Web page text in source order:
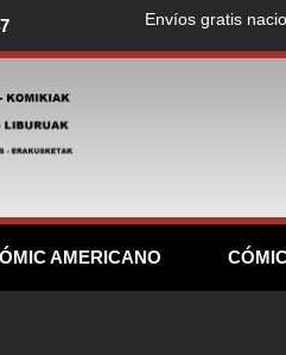
Envíos gratis
AMERICANO